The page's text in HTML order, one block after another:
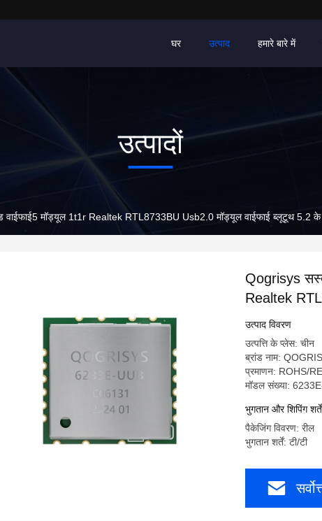
घर उत्पाद हमारे बारे में
उत्पादों
मॉड्यूल 1t1r Realtek RTL8733BU Usb2.0 मॉड्यूल वाईफाई ब्लूटूथ 5.2 के
Qogrisys
Realtek
के साथ
उत्पाद विवरण
उत्पत्ति के प्लेस: चीन
ब्रांड नाम:
प्रमाणन: ROHS/
मॉडल संख्या:
भुगतान और शिपिंग शर्तें
पैकेजिंग विवरण: रील
भुगतान शर्तें: टी/टी